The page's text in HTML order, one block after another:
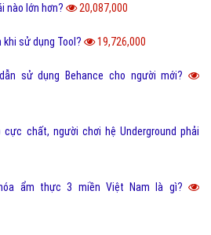
nào lớn hơn? 20,087,000
sử dụng Tool? 19,726,000
sử dụng Behance cho người mới?
chất, người chơi hệ Underground phải
ẩm thực 3 miền Việt Nam là gì?